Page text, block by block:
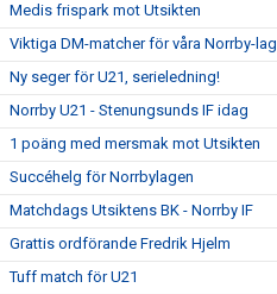
Medis frispark mot Utsikten
Viktiga DM-matcher för våra Norrby-lag
Ny seger för U21, serieledning!
Norrby U21 - Stenungsunds IF idag
1 poäng med mersmak mot Utsikten
Succéhelg för Norrbylagen
Matchdags Utsiktens BK - Norrby IF
Grattis ordförande Fredrik Hjelm
Tuff match för U21